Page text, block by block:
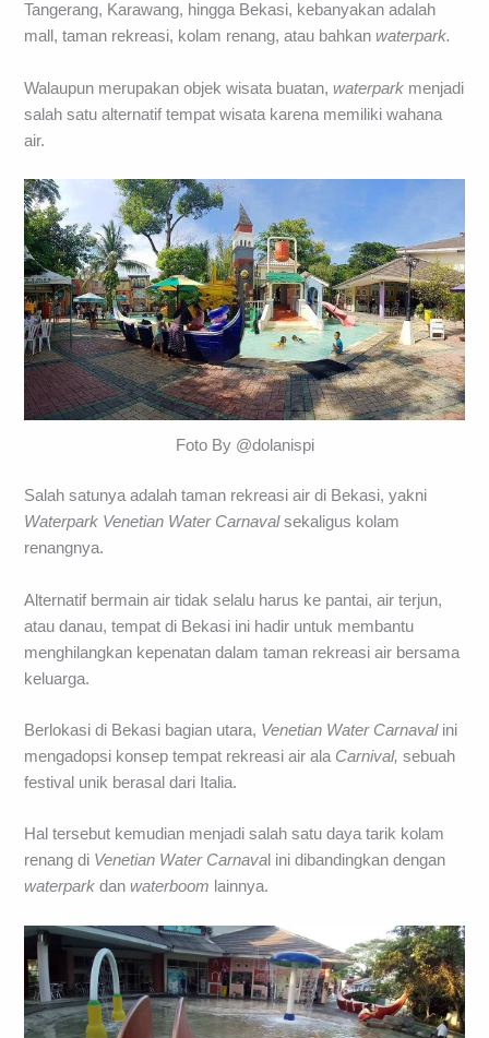
Tangerang, Karawang, hingga Bekasi, kebanyakan adalah
mall, taman rekreasi, kolam renang, atau bahkanwaterpark.
Walaupun merupakan objek wisata buatan,waterpark menjadi
salah satu alternatif tempat wisata karena memiliki wahana
air.
Foto By @dolanispi
Salah satunya adalah taman rekreasi air di Bekasi, yakni
Waterpark Venetian Water Carnavalsekaligus kolam
renangnya.
Alternatif bermain air tidak selalu harus ke pantai, air terjun,
atau danau, tempat di Bekasi ini hadir untuk membantu
menghilangkan kepenatan dalam taman rekreasi air bersama
keluarga.
Berlokasi di Bekasi bagian utara, Venetian Water Carnavalini
mengadopsi konsep tempat rekreasi air ala Carnival, sebuah
festival unik berasal dari Italia.
Hal tersebut kemudian menjadi salah satu daya tarik kolam
renang di Venetian Water Carnava l ini dibandingkan dengan
waterpark danwaterboom lainnya.